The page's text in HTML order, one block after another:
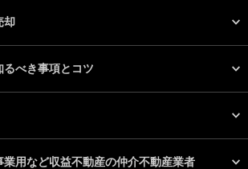
却
べき事項とコツ
用など収益不動産の仲介不動産業者